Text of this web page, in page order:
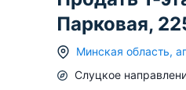
Парковая,
Минская область,
Слуцкое